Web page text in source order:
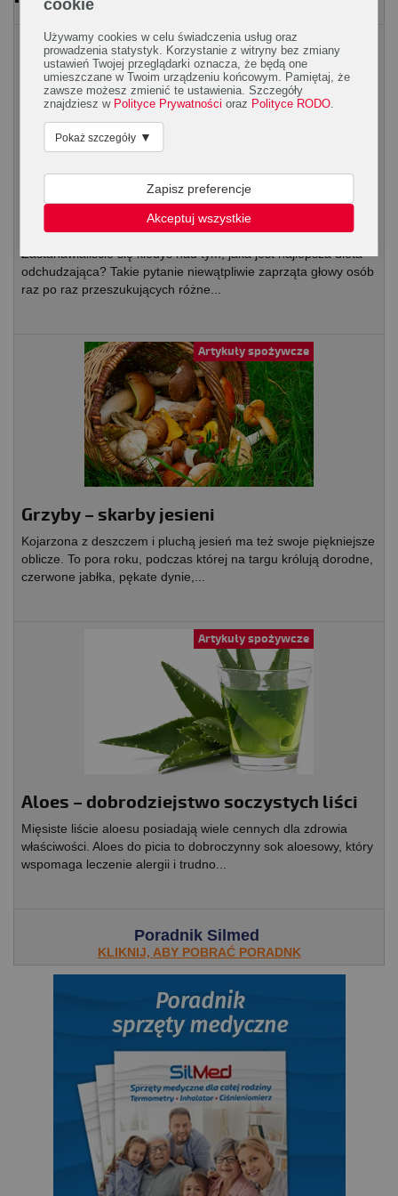
Rodzaje diet
Najlepsza dieta odchudzająca –
odkrywamy sekret
Zastanawialiście się kiedyś nad tym, jaka jest najlepsza dieta
odchudzająca? Takie pytanie niewątpliwie zaprząta głowy osób
raz po raz przeszukujących różne...
Artykuły spożywcze
Grzyby – skarby jesieni
Kojarzona z deszczem i pluchą jesień ma też swoje piękniejsze
oblicze. To pora roku, podczas której na targu królują dorodne,
czerwone jabłka, pękate dynie,...
Artykuły spożywcze
Aloes – dobrodziejstwo soczystych liści
Mięsiste liście aloesu posiadają wiele cennych dla zdrowia
właściwości. Aloes do picia to dobroczynny sok aloesowy, który
wspomaga leczenie alergii i trudno...
Poradnik Silmed
KLIKNIJ, ABY POBRAĆ PORADNK
cookie
Używamy cookies w celu świadczenia usług oraz
prowadzenia statystyk. Korzystanie z witryny bez zmiany
ustawień Twojej przeglądarki oznacza, że będą one
umieszczane w Twoim urządzeniu końcowym. Pamiętaj, że
zawsze możesz zmienić te ustawienia. Szczegóły
znajdziesz w Polityce Prywatności oraz Polityce RODO.
Pokaż szczegóły ▼
Zapisz preferencje
Akceptuj wszystkie